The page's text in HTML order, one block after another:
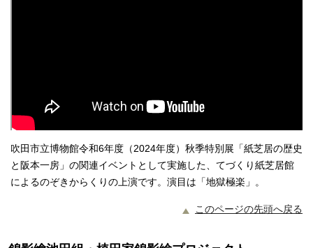
吹田市立博物館令和6年度（2024年度）秋季特別展「紙芝居の歴史
と阪本一房」の関連イベントとして実施した、てづくり紙芝居館
によるのぞきからくりの上演です。演目は「地獄極楽」。
このページの先頭へ戻る